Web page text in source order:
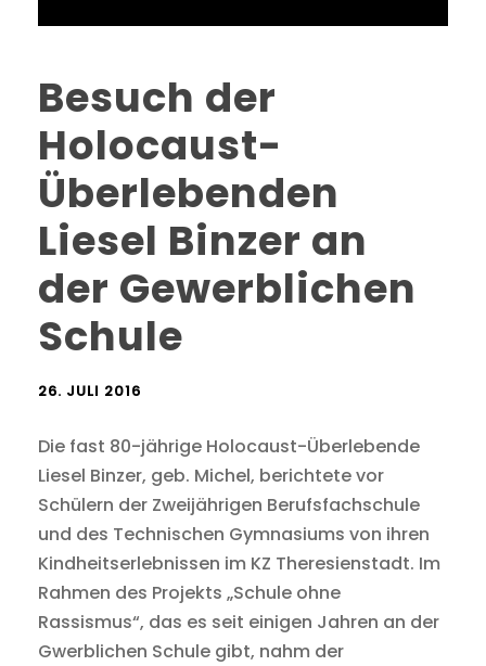
Besuch der
Holocaust-
Überlebenden
Liesel Binzer an
der Gewerblichen
Schule
26. JULI 2016
Die fast 80-jährige Holocaust-Überlebende
Liesel Binzer, geb. Michel, berichtete vor
Schülern der Zweijährigen Berufsfachschule
und des Technischen Gymnasiums von ihren
Kindheitserlebnissen im KZ Theresienstadt. Im
Rahmen des Projekts „Schule ohne
Rassismus“, das es seit einigen Jahren an der
Gwerblichen Schule gibt, nahm der